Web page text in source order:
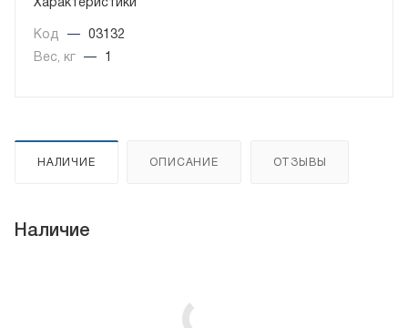
Характеристики
Код —
03132
Вес, кг
— 1
НАЛИЧИЕ ОПИСАНИЕ ОТЗЫВЫ
Наличие